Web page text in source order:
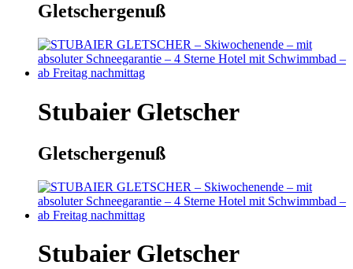
Gletschergenuß
Stubaier Gletscher
Gletschergenuß
Stubaier Gletscher